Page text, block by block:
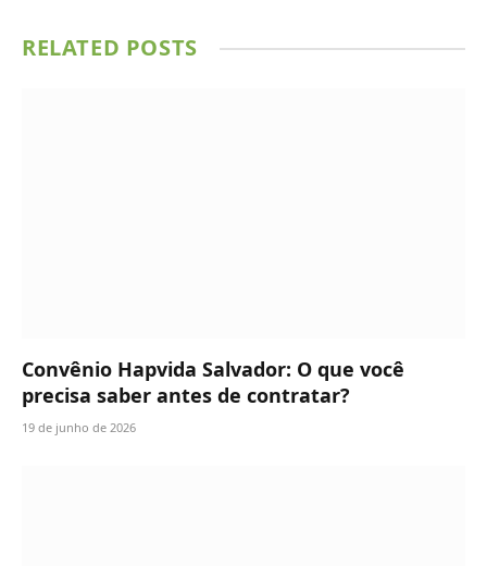
RELATED POSTS
Convênio Hapvida Salvador: O que você
precisa saber antes de contratar?
19 de junho de 2026